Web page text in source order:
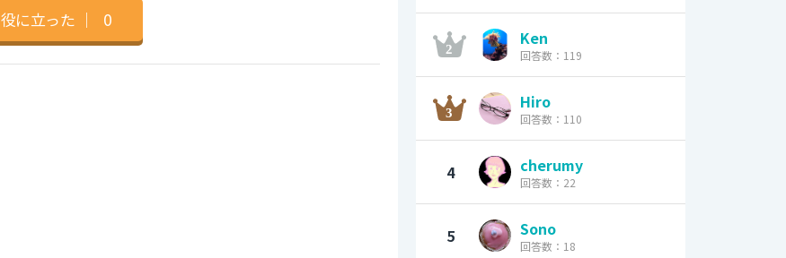
役に立った ｜ 0
Ken
回答数：119
Hiro
回答数：110
4 cherumy
回答数：22
5 Sono
回答数：18